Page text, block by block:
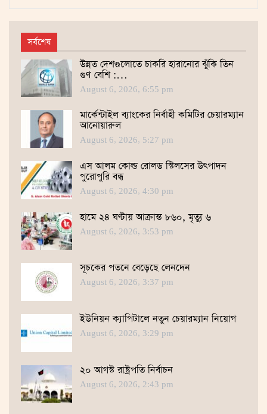
সর্বশেষ
উন্নত দেশগুলোতে চাকরি হারানোর ঝুঁকি তিন
গুণ বেশি :…
August 6, 2026, 6:55 pm
মার্কেন্টাইল ব্যাংকের নির্বাহী কমিটির চেয়ারম্যান
আনোয়ারুল
August 6, 2026, 5:27 pm
এস আলম কোল্ড রোলড স্টিলসের উৎপাদন
পুরোপুরি বন্ধ
August 6, 2026, 4:30 pm
হামে ২৪ ঘণ্টায় আক্রান্ত ৮৬০, মৃত্যু ৬
August 6, 2026, 3:53 pm
সূচকের পতনে বেড়েছে লেনদেন
August 6, 2026, 3:37 pm
ইউনিয়ন ক্যাপিটালে নতুন চেয়ারম্যান নিয়োগ
August 6, 2026, 3:29 pm
২০ আগস্ট রাষ্ট্রপতি নির্বাচন
August 6, 2026, 2:43 pm